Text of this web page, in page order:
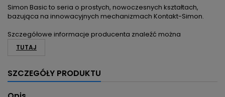
Simon Basic to seria o prostych, nowoczesnych kształtach,
bazująca na innowacyjnych mechanizmach Kontakt-Simon.
Szczegółowe informacje producenta znaleźć można
TUTAJ
SZCZEGÓŁY PRODUKTU